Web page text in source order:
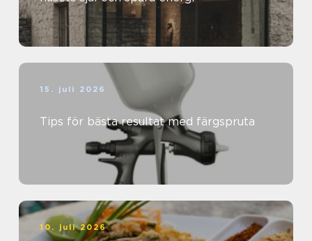
15. juli 2026
Tips för bästa resultat med färgspruta
10. juli 2026